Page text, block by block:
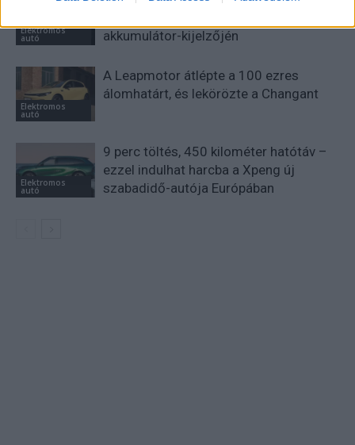
Elektromos
autó
akkumulátor-kijelzőjén
Elektromos
autó
A Leapmotor átlépte a 100 ezres
álomhatárt, és lekörözte a Changant
Elektromos
autó
9 perc töltés, 450 kilométer hatótáv –
ezzel indulhat harcba a Xpeng új
szabadidő-autója Európában